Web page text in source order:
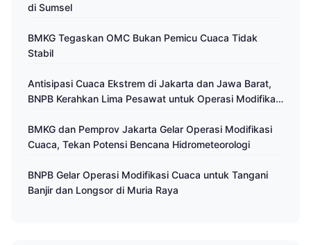
di Sumsel
BMKG Tegaskan OMC Bukan Pemicu Cuaca Tidak
Stabil
Antisipasi Cuaca Ekstrem di Jakarta dan Jawa Barat,
BNPB Kerahkan Lima Pesawat untuk Operasi Modifikasi
BMKG dan Pemprov Jakarta Gelar Operasi Modifikasi
Cuaca, Tekan Potensi Bencana Hidrometeorologi
BNPB Gelar Operasi Modifikasi Cuaca untuk Tangani
Banjir dan Longsor di Muria Raya